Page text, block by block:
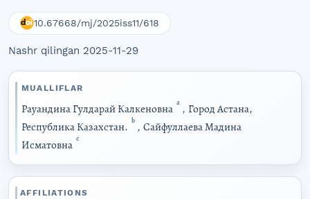
10.67668/mj/2025iss11/618
Nashr qilingan 2025-11-29
MUALLIFLAR
Рауандина Гулдарай Калкеновна a , Город Астана,
Республика Казахстан. b , Сайфуллаева Мадина
Исматовна c
AFFILIATIONS